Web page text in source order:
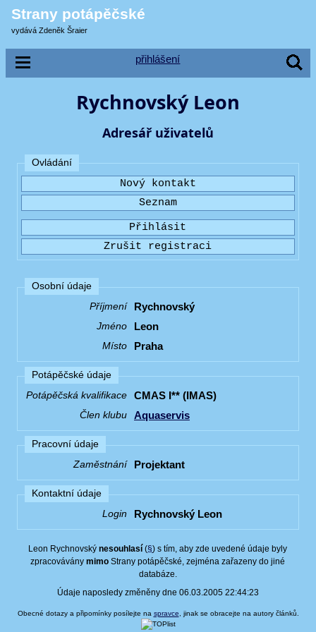
Strany potápěčské
vydává Zdeněk Šraier
přihlášení
Rychnovský Leon
Adresář uživatelů
Ovládání
Osobní údaje
Příjmení
Rychnovský
Jméno Leon
Místo Praha
Potápěčské údaje
Potápěčská kvalifikace
CMAS I** (IMAS)
Člen klubu Aquaservis
Pracovní údaje
Zaměstnání
Projektant
Kontaktní údaje
Login
Rychnovský Leon
Leon Rychnovskýnesouhlasí (§) s tím, aby zde uvedené údaje byly
zpracováványmimo Strany potápěčské, zejména zařazeny do jiné
databáze.
Údaje naposledy změněny dne 06.03.2005 22:44:23
Obecné dotazy a připomínky posílejte na spravce , jinak se obracejte na autory článků.